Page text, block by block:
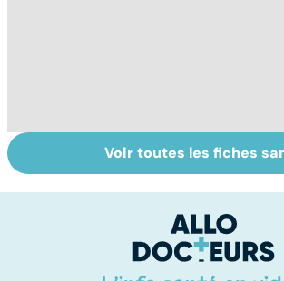
Troubles anxieux,
une anxiété
Un
soigne ?
Voir toutes les fiches